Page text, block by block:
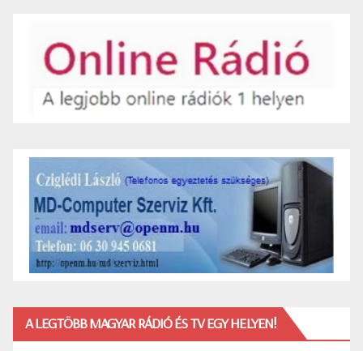
A LEGTÖBB MAGYAR RÁDIÓ ÉS TV EGY HELYEN!